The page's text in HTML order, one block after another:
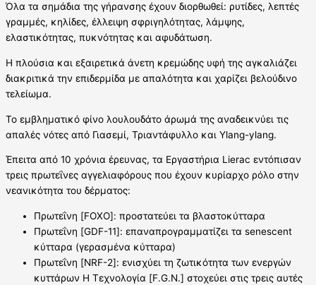
Όλα τα σημάδια της γήρανσης έχουν διορθωθεί: ρυτίδες, λεπτές
γραμμές, κηλίδες, έλλειψη σφριγηλότητας, λάμψης,
ελαστικότητας, πυκνότητας και αφυδάτωση.
Η πλούσια και εξαιρετικά άνετη κρεμώδης υφή της αγκαλιάζει
διακριτικά την επιδερμίδα με απαλότητα και χαρίζει βελούδινο
τελείωμα.
Το εμβληματικό φίνο λουλουδάτο άρωμά της αναδεικνύει τις
απαλές νότες από Γιασεμί, Τριαντάφυλλο και Ylang-ylang.
Έπειτα από 10 χρόνια έρευνας, τα Εργαστήρια Lierac εντόπισαν
τρεις πρωτεΐνες αγγελιαφόρους που έχουν κυρίαρχο ρόλο στην
νεανικότητα του δέρματος:
Πρωτεΐνη [FOXO]: προστατεύει τα βλαστοκύτταρα
Πρωτεΐνη [GDF-11]: επαναπρογραμματίζει τα senescent
κύτταρα (γερασμένα κύτταρα)
Πρωτεΐνη [NRF-2]: ενισχύει τη ζωτικότητα των ενεργών
κυττάρων Η Τεχνολογία [F.G.N.] στοχεύει στις τρεις αυτές